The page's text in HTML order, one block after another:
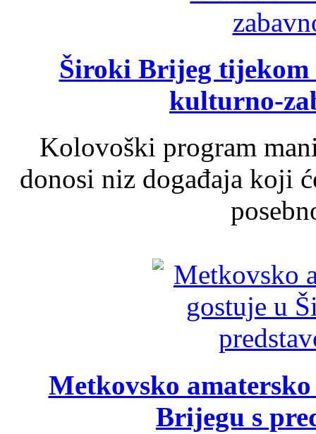
Široki Brijeg tijekom
kulturno-
Kolovoški program
donosi niz događaja koji
Metkovsko
Brijegu s